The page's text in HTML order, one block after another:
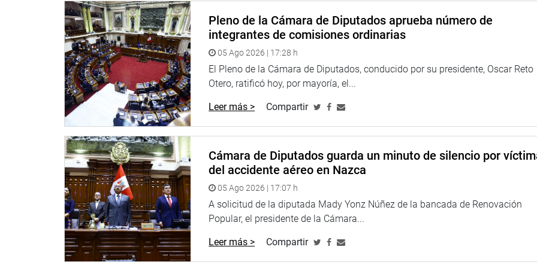
buena calidad de vida. “A través del sector salud se ha atendido a ciudadanos venezolanos, a menores de edad
de vulnerabilidad y a personas adultas”, dijo.
Tenemos un cuadro en el cual se ha establecido desde febrero a agosto una secuencia de ingresos a nuestro
país
Informó que en el mes de febrero ingresaron a Tumbes 633 peruanos y 3 mil 309 extranjeros, en marzo 9 mil 546,
en abril 11 mil 199, en mayo 3 mil 003, en junio 6 mil 676, en julio 12 mil 345 y en agosto 22 mil 074, lo que hace
un total de 75 mil 152 personas que han ingresado al país.
Detalló que hay 3 tipos de situación de migrantes: los caminantes que llegan de Ecuador y usan la provincia
como tránsito para ir a otros países como Argentina y Chile con fines de trabajo
También los de paso, quienes llegan a Tumbes sin recursos, ya sea porque fueron víctimas de la delincuencia o
que se les acabo el dinero y se quedan de manera transitoria hasta que junten dinero para poder proseguir con
su ruta; y, finalmente los que se establecen porque ven en la región el lugar ideal para desarrollarse de manera
personal, familiar y profesional.
En cuanto a la problemática social generada por la población migrante se refirió al tráfico de migrantes que -al
ser Tumbes una región fronteriza- se incrementa el riesgo para este delito que afecta a muchos de ellos, la
Pleno de la Cámara de Diputados aprueba número de
integrantes de comisiones ordinarias
05 Ago 2026 | 17:28 h
El Pleno de la Cámara de Diputados, conducido por su presidente, Oscar Reto
Otero, ratificó hoy, por mayoría, el...
Leer más > Compartir
Cámara de Diputados guarda un minuto de silencio por
del accidente aéreo en Nazca
05 Ago 2026 | 17:07 h
A solicitud de la diputada Mady Yonz Núñez de la bancada de Renovación
Popular, el presidente de la Cámara...
Leer más > Compartir